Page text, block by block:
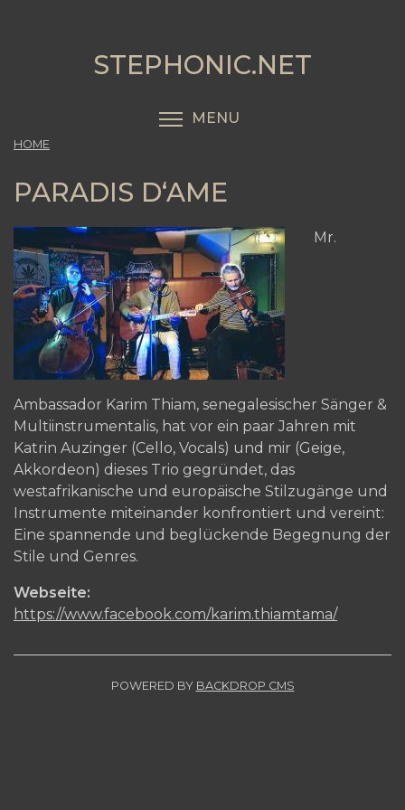
STEPHONIC.NET
MENU
HOME
PARADIS D‘AME
Mr.
Ambassador Karim Thiam, senegalesischer Sänger &
Multiinstrumentalis, hat vor ein paar Jahren mit
Katrin Auzinger (Cello, Vocals) und mir (Geige,
Akkordeon) dieses Trio gegründet, das
westafrikanische und europäische Stilzugänge und
Instrumente miteinander konfrontiert und vereint:
Eine spannende und beglückende Begegnung der
Stile und Genres.
Webseite:
https://www.facebook.com/karim.thiamtama/
POWERED BY BACKDROP CMS